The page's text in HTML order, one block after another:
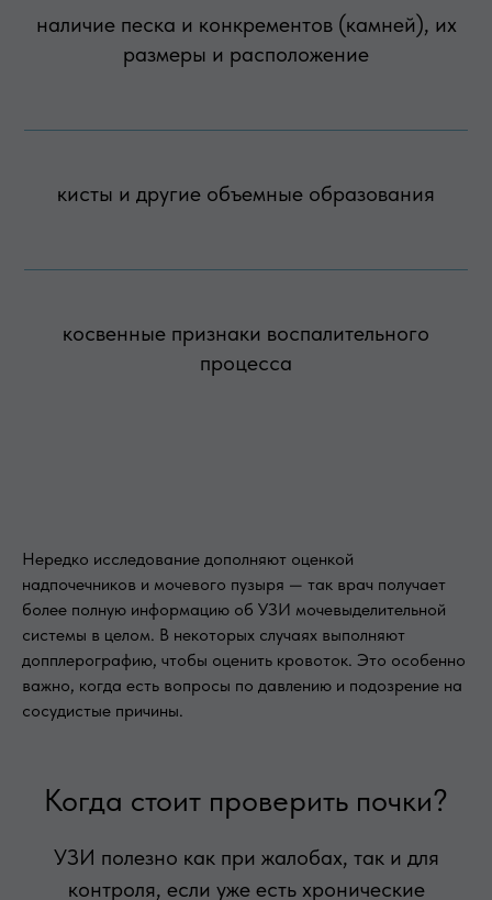
наличие песка и конкрементов (камней), их
размеры и расположение
кисты и другие объемные образования
косвенные признаки воспалительного
процесса
Нередко исследование дополняют оценкой
надпочечников и мочевого пузыря — так врач получает
более полную информацию об УЗИ мочевыделительной
системы в целом. В некоторых случаях выполняют
допплерографию, чтобы оценить кровоток. Это особенно
важно, когда есть вопросы по давлению и подозрение на
сосудистые причины.
Когда стоит проверить почки?
УЗИ полезно как при жалобах, так и для
контроля, если уже есть хронические